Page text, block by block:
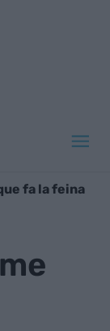
fa la feina